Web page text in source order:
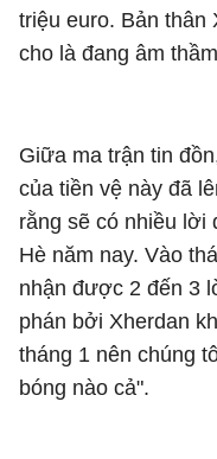
triệu euro. Bản thân
cho là đang âm
Giữa ma trận tin
của tiền vệ này đã
rằng sẽ có nhiều lời
Hè năm nay. Vào
nhận được 2 đến 3
phán bởi Xherdan
tháng 1 nên chúng
bóng nào cả".